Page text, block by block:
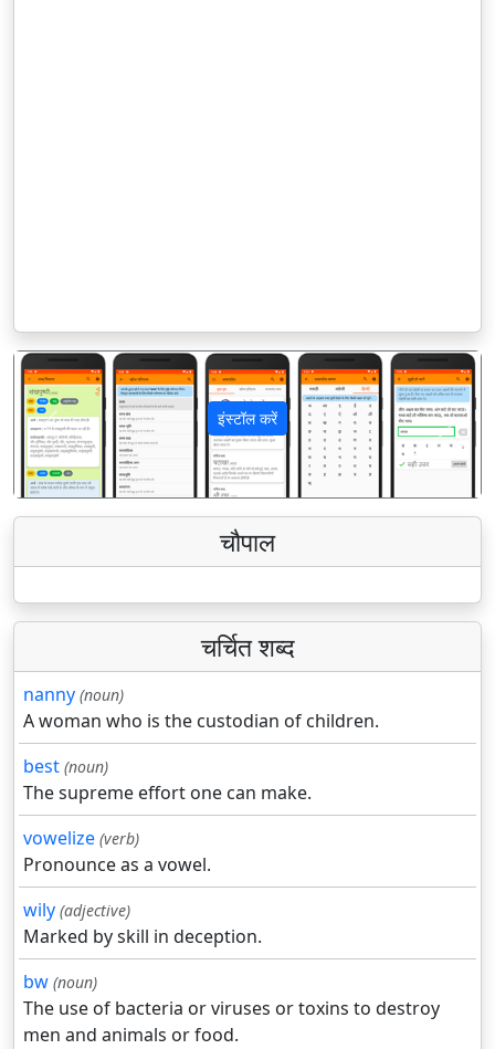
इंस्टॉल करें
पिछला अगला
चौपाल
चर्चित शब्द
nanny (noun)
A woman who is the custodian of children.
best (noun)
The supreme effort one can make.
vowelize (verb)
Pronounce as a vowel.
wily (adjective)
Marked by skill in deception.
bw (noun)
The use of bacteria or viruses or toxins to destroy
men and animals or food.